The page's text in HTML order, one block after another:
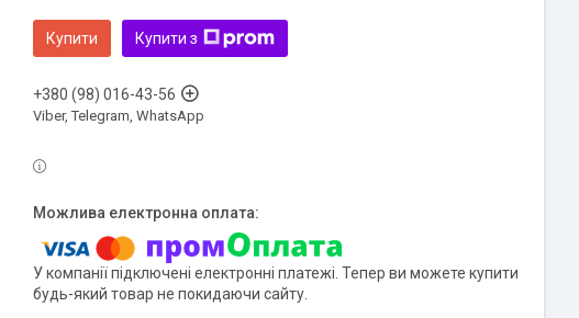
Купити Купити з
+380 (98) 016-43-56
Viber, Telegram, WhatsApp
У компанії підключені електронні платежі. Тепер ви можете купити
будь-який товар не покидаючи сайту.